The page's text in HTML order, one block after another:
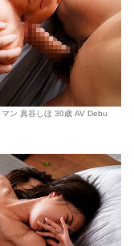
ン 真谷しほ 30歳 AV Debu